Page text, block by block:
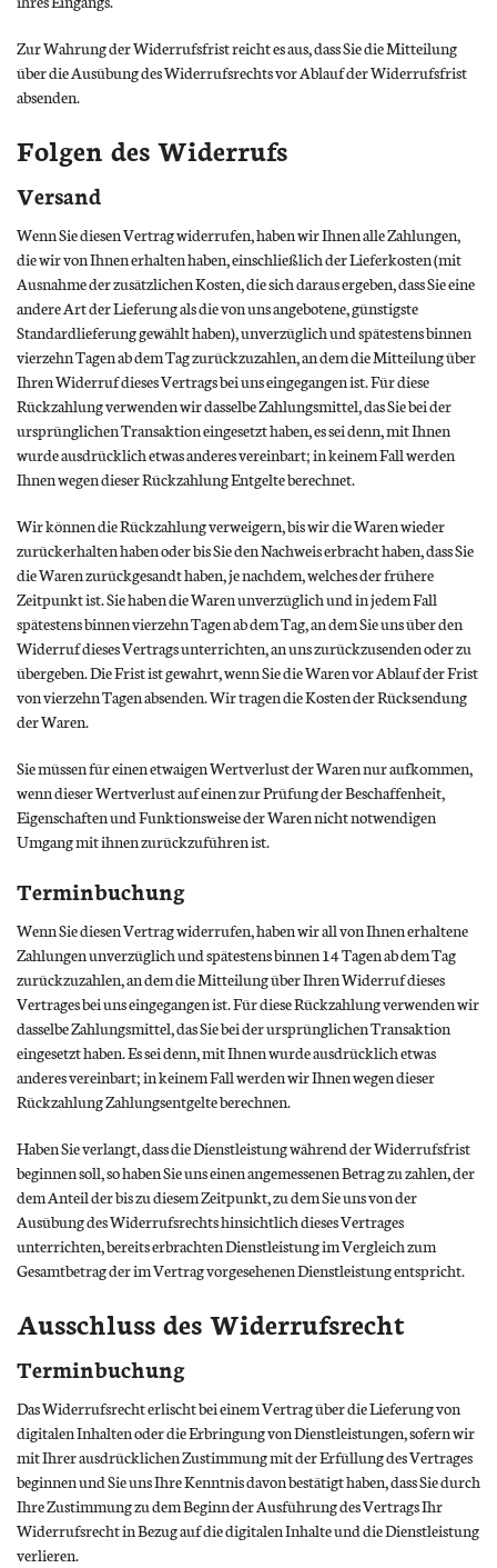
Zur Wahrung der Widerrufsfrist reicht es aus, dass Sie die Mitteilung
über die Ausübung des Widerrufsrechts vor Ablauf der Widerrufsfrist
absenden.
Folgen des Widerrufs
Versand
Wenn Sie diesen Vertrag widerrufen, haben wir Ihnen alle Zahlungen,
die wir von Ihnen erhalten haben, einschließlich der Lieferkosten (mit
Ausnahme der zusätzlichen Kosten, die sich daraus ergeben, dass Sie eine
andere Art der Lieferung als die von uns angebotene, günstigste
Standardlieferung gewählt haben), unverzüglich und spätestens binnen
vierzehn Tagen ab dem Tag zurückzuzahlen, an dem die Mitteilung über
Ihren Widerruf dieses Vertrags bei uns eingegangen ist. Für diese
Rückzahlung verwenden wir dasselbe Zahlungsmittel, das Sie bei der
ursprünglichen Transaktion eingesetzt haben, es sei denn, mit Ihnen
wurde ausdrücklich etwas anderes vereinbart; in keinem Fall werden
Ihnen wegen dieser Rückzahlung Entgelte berechnet.
Wir können die Rückzahlung verweigern, bis wir die Waren wieder
zurückerhalten haben oder bis Sie den Nachweis erbracht haben, dass Sie
die Waren zurückgesandt haben, je nachdem, welches der frühere
Zeitpunkt ist. Sie haben die Waren unverzüglich und in jedem Fall
spätestens binnen vierzehn Tagen ab dem Tag, an dem Sie uns über den
Widerruf dieses Vertrags unterrichten, an uns zurückzusenden oder zu
übergeben. Die Frist ist gewahrt, wenn Sie die Waren vor Ablauf der Frist
von vierzehn Tagen absenden. Wir tragen die Kosten der Rücksendung
der Waren.
Sie müssen für einen etwaigen Wertverlust der Waren nur aufkommen,
wenn dieser Wertverlust auf einen zur Prüfung der Beschaffenheit,
Eigenschaften und Funktionsweise der Waren nicht notwendigen
Umgang mit ihnen zurückzuführen ist.
Terminbuchung
Wenn Sie diesen Vertrag widerrufen, haben wir all von Ihnen erhaltene
Zahlungen unverzüglich und spätestens binnen 14 Tagen ab dem Tag
zurückzuzahlen, an dem die Mitteilung über Ihren Widerruf dieses
Vertrages bei uns eingegangen ist. Für diese Rückzahlung verwenden wir
dasselbe Zahlungsmittel, das Sie bei der ursprünglichen Transaktion
eingesetzt haben. Es sei denn, mit Ihnen wurde ausdrücklich etwas
anderes vereinbart; in keinem Fall werden wir Ihnen wegen dieser
Rückzahlung Zahlungsentgelte berechnen.
Haben Sie verlangt, dass die Dienstleistung während der Widerrufsfrist
beginnen soll, so haben Sie uns einen angemessenen Betrag zu zahlen, der
dem Anteil der bis zu diesem Zeitpunkt, zu dem Sie uns von der
Ausübung des Widerrufsrechts hinsichtlich dieses Vertrages
unterrichten, bereits erbrachten Dienstleistung im Vergleich zum
Gesamtbetrag der im Vertrag vorgesehenen Dienstleistung entspricht.
Ausschluss des Widerrufsrecht
Terminbuchung
Das Widerrufsrecht erlischt bei einem Vertrag über die Lieferung von
digitalen Inhalten oder die Erbringung von Dienstleistungen, sofern wir
mit Ihrer ausdrücklichen Zustimmung mit der Erfüllung des Vertrages
beginnen und Sie uns Ihre Kenntnis davon bestätigt haben, dass Sie durch
Ihre Zustimmung zu dem Beginn der Ausführung des Vertrags Ihr
Widerrufsrecht in Bezug auf die digitalen Inhalte und die Dienstleistung
verlieren.